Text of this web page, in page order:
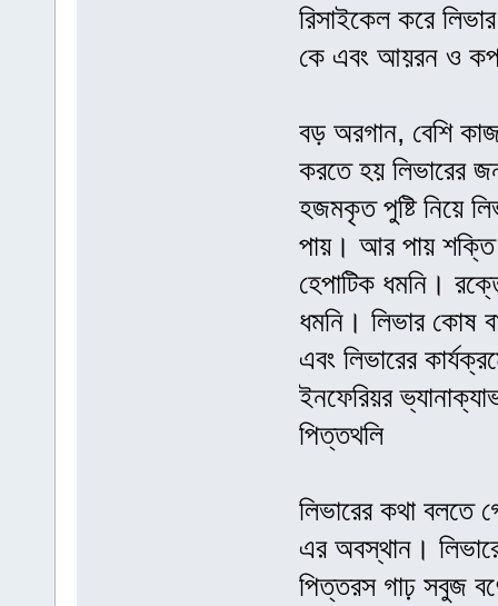
রিসাইকেল করে
কে এবং আয়রন ও
বড় অরগান, বেশি
করতে হয় লিভারের
হজমকৃত পুষ্টি নিয়ে
পায়। আর পায় শক্তি
হেপাটিক ধমনি।
ধমনি। লিভার কোষ
এবং লিভারের
ইনফেরিয়র
পিত্তথলি
লিভারের কথা বলতে
এর অবস্থান।
পিত্তরস গাঢ় সবুজ